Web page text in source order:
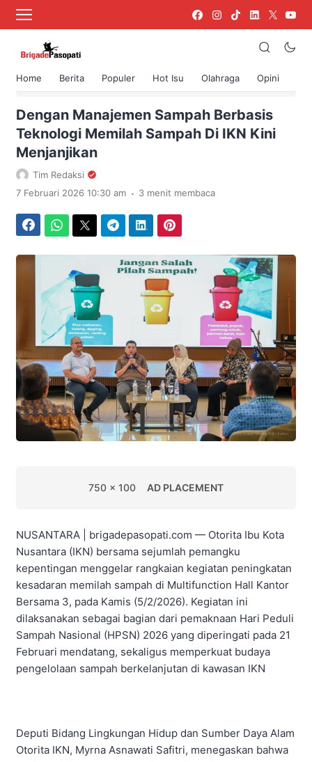
Home Berita Populer Hot Isu Olahraga Opini
›
Dengan Manajemen Sampah Berbasis
Teknologi Memilah Sampah Di IKN Kini
Menjanjikan
Tim Redaksi
7 Februari 2026 10:30 am . 3 menit membaca
750 x 100 AD PLACEMENT
NUSANTARA | brigadepasopati.com — Otorita Ibu Kota
Nusantara (IKN) bersama sejumlah pemangku
kepentingan menggelar rangkaian kegiatan peningkatan
kesadaran memilah sampah di Multifunction Hall Kantor
Bersama 3, pada Kamis (5/2/2026). Kegiatan ini
dilaksanakan sebagai bagian dari pemaknaan Hari Peduli
Sampah Nasional (HPSN) 2026 yang diperingati pada 21
Februari mendatang, sekaligus memperkuat budaya
pengelolaan sampah berkelanjutan di kawasan IKN
Deputi Bidang Lingkungan Hidup dan Sumber Daya Alam
Otorita IKN, Myrna Asnawati Safitri, menegaskan bahwa